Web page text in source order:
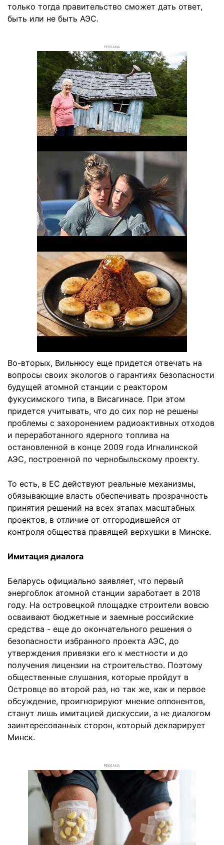
только тогда правительство сможет дать ответ,
быть или не быть АЭС.
РЕКЛАМА
Во-вторых, Вильнюсу еще придется отвечать на
вопросы своих экологов о гарантиях безопасности
будущей атомной станции с реактором
фукусимского типа, в Висагинасе. При этом
придется учитывать, что до сих пор не решены
проблемы с захоронением радиоактивных отходов
и переработанного ядерного топлива на
остановленной в конце 2009 года Игналинской
АЭС, построенной по чернобыльскому проекту.
То есть, в ЕС действуют реальные механизмы,
обязывающие власть обеспечивать прозрачность
принятия решений на всех этапах масштабных
проектов, в отличие от отгородившейся от
контроля общества правящей верхушки в Минске.
Имитация диалога
Беларусь официально заявляет, что первый
энергоблок атомной станции заработает в 2018
году. На островецкой площадке строители вовсю
осваивают бюджетные и заемные российские
средства - еще до окончательного решения о
безопасности избранного проекта АЭС, до
утверждения привязки его к местности и до
получения лицензии на строительство. Поэтому
общественные слушания, которые пройдут в
Островце во второй раз, но так же, как и первое
обсуждение, проигнорируют мнение оппонентов,
станут лишь имитацией дискуссии, а не диалогом
заинтересованных сторон, который декларирует
Минск.
РЕКЛАМА